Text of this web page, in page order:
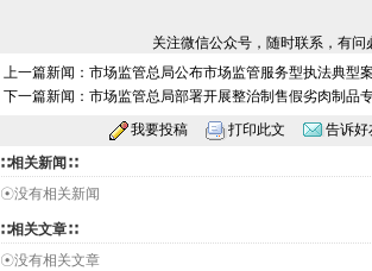
关注微信公众号，随时联系，有问
上一篇新闻： 市场监管总局公布市场监管服务型执法典型
下一篇新闻： 市场监管总局部署开展整治制售假劣肉制品
我要投稿 打印此文 告诉好
∷相关新闻∷
☉没有相关新闻
∷相关文章∷
☉没有相关文章